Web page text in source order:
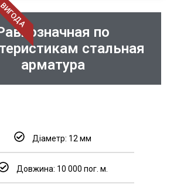
по
стальная
арматура
Діаметр: 12 мм
Довжина: 10 000 пог. м.